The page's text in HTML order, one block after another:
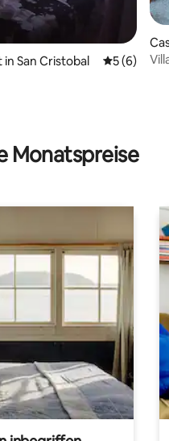
von 5, 223 Bewertungen
San Cristobal
5 (6)
Monatspreise